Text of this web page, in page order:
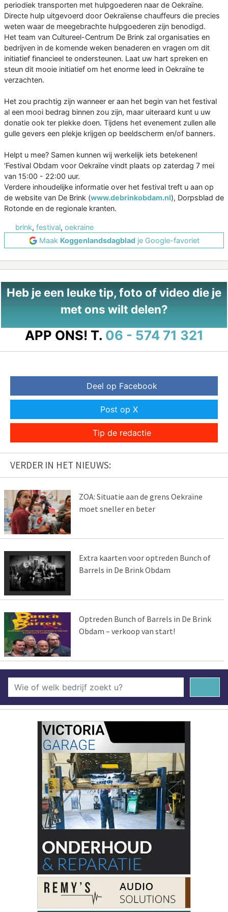
periodiek transporten met hulpgoederen naar de Oekraïne.
Directe hulp uitgevoerd door Oekraïense chauffeurs die precies
weten waar de meegebrachte hulpgoederen zijn benodigd.
Het team van Cultureel-Centrum De Brink zal organisaties en
bedrijven in de komende weken benaderen en vragen om dit
initiatief financieel te ondersteunen. Laat uw hart spreken en
steun dit mooie initiatief om het enorme leed in Oekraïne te
verzachten.
Het zou prachtig zijn wanneer er aan het begin van het festival
al een mooi bedrag binnen zou zijn, maar uiteraard kunt u uw
donatie ook ter plekke doen. Tijdens het evenement zullen alle
gulle gevers een plekje krijgen op beeldscherm en/of banners.
Helpt u mee? Samen kunnen wij werkelijk iets betekenen!
‘Festival Obdam voor Oekraïne vindt plaats op zaterdag 7 mei
van 15:00 - 22:00 uur.
Verdere inhoudelijke informatie over het festival treft u aan op
de website van De Brink (www.debrinkobdam.nl), Dorpsblad de
Rotonde en de regionale kranten.
brink, festival, oekraine
Maak Koggenlandsdagbladje Google-favoriet
Heb je een leuke tip, foto of video die je
met ons wilt delen?
APP ONS! T. 06 - 574 71 321
Deel op Facebook
Post op X
Tip de redactie
VERDER IN HET NIEUWS:
ZOA: Situatie aan de grens Oekraïne
moet sneller en beter
Extra kaarten voor optreden Bunch of
Barrels in De Brink Obdam
Optreden Bunch of Barrels in De Brink
Obdam – verkoop van start!